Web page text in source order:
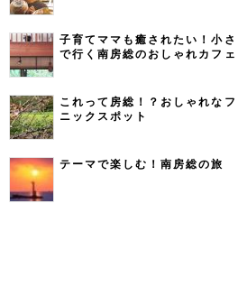
子育てママも癒されたい！小
で行く南房総のおしゃれカフェ
これって房総！？おしゃれなフ
ニックスポット
テーマで楽しむ！南房総の旅